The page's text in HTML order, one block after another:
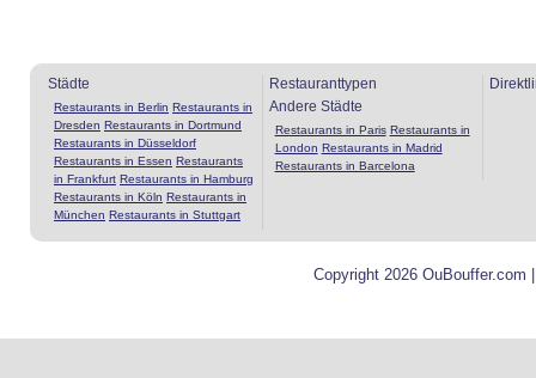
Städte
Restaurants in Berlin Restaurants in
Dresden Restaurants in Dortmund
Restaurants in Düsseldorf
Restaurants in Essen Restaurants
in Frankfurt Restaurants in Hamburg
Restaurants in Köln Restaurants in
München Restaurants in Stuttgart
Restauranttypen
Andere Städte
Restaurants in Paris Restaurants in
London Restaurants in Madrid
Restaurants in Barcelona
Copyright 2026 OuBouffer.com